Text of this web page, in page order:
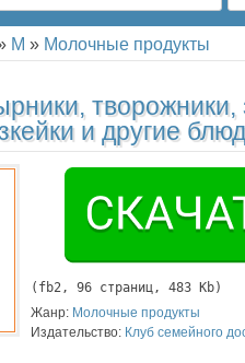
М » Молочные продукты
творожники,
и другие
( fb2, 96 страниц, 483 Kb)
Жанр: Молочные продукты
Издательство: Клуб семейного